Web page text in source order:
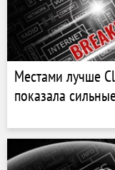
Местами лучше
показала